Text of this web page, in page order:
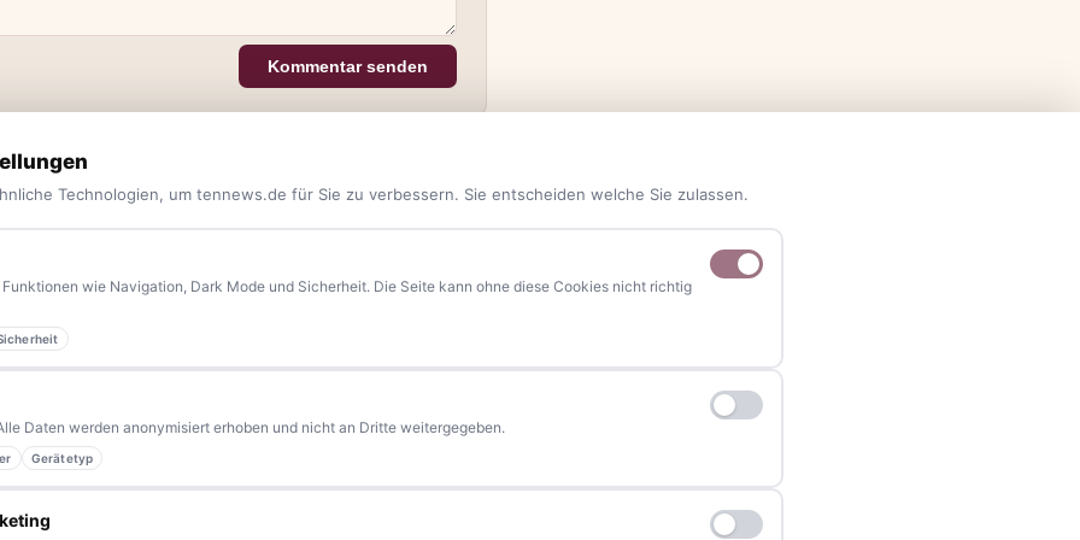
Kommentar senden
Aktuelle News, Hintergründe, Service und Freizeittipps
von Kultur bis Sport, von Alltagstipps bis
eine Geschichte, die erzählt werden sollte?
bleiben wir am Puls der Zeit.
NAVIGATION
Werbung / Mediadaten
Technologien, um tennews.de für Sie zu verbessern. Sie entscheiden welche Sie zulassen.
wie Navigation, Dark Mode und Sicherheit. Die Seite kann ohne diese Cookies nicht richtig
Daten werden anonymisiert erhoben und nicht an Dritte weitergegeben.
Gerätetyp